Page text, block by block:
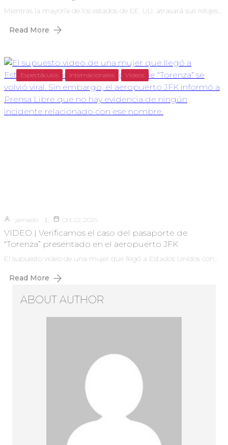
Mientras la mayoría de los estados de EE. UU. atrasará sus relojes…
Read More
Espectáculos Internacionales Videos
jamado Oct 22, 2025
VIDEO | Verificamos el caso del pasaporte de
“Torenza” presentado en el aeropuerto JFK
El supuesto video de una mujer que llegó a Estados Unidos con…
Read More
ABOUT AUTHOR